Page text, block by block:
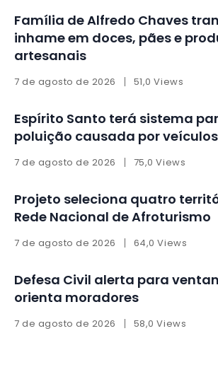
Família de Alfredo Chaves
inhame em doces, pães e
artesanais
7 de agosto de 2026 51,0 Views
Espírito Santo terá sistema
poluição causada por veículos
7 de agosto de 2026 75,0 Views
Projeto seleciona quatro
Rede Nacional de Afroturismo
7 de agosto de 2026 64,0 Views
Defesa Civil alerta para
orienta moradores
7 de agosto de 2026 58,0 Views